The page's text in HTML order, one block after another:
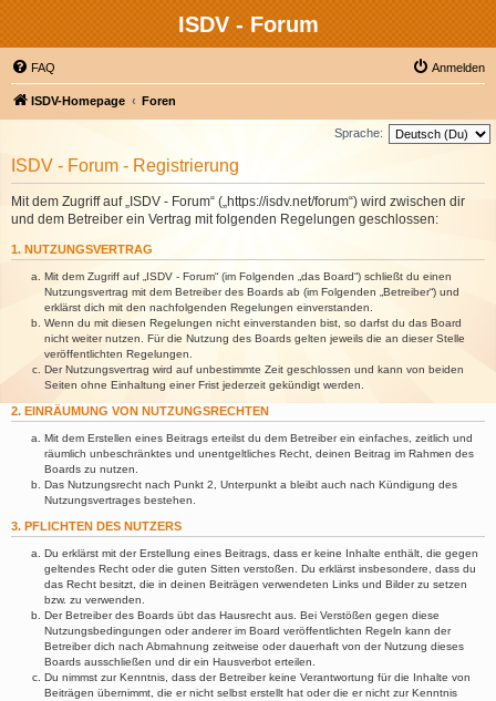
ISDV - Forum
FAQ Anmelden
ISDV-Homepage Foren
Sprache:
ISDV - Forum - Registrierung
Mit dem Zugriff auf „ISDV - Forum“ („https://isdv.net/forum“) wird zwischen dir
und dem Betreiber ein Vertrag mit folgenden Regelungen geschlossen:
1. NUTZUNGSVERTRAG
Mit dem Zugriff auf „ISDV - Forum“ (im Folgenden „das Board“) schließt du einen
Nutzungsvertrag mit dem Betreiber des Boards ab (im Folgenden „Betreiber“) und
erklärst dich mit den nachfolgenden Regelungen einverstanden.
Wenn du mit diesen Regelungen nicht einverstanden bist, so darfst du das Board
nicht weiter nutzen. Für die Nutzung des Boards gelten jeweils die an dieser Stelle
veröffentlichten Regelungen.
Der Nutzungsvertrag wird auf unbestimmte Zeit geschlossen und kann von beiden
Seiten ohne Einhaltung einer Frist jederzeit gekündigt werden.
2. EINRÄUMUNG VON NUTZUNGSRECHTEN
Mit dem Erstellen eines Beitrags erteilst du dem Betreiber ein einfaches, zeitlich und
räumlich unbeschränktes und unentgeltliches Recht, deinen Beitrag im Rahmen des
Boards zu nutzen.
Das Nutzungsrecht nach Punkt 2, Unterpunkt a bleibt auch nach Kündigung des
Nutzungsvertrages bestehen.
3. PFLICHTEN DES NUTZERS
Du erklärst mit der Erstellung eines Beitrags, dass er keine Inhalte enthält, die gegen
geltendes Recht oder die guten Sitten verstoßen. Du erklärst insbesondere, dass du
das Recht besitzt, die in deinen Beiträgen verwendeten Links und Bilder zu setzen
bzw. zu verwenden.
Der Betreiber des Boards übt das Hausrecht aus. Bei Verstößen gegen diese
Nutzungsbedingungen oder anderer im Board veröffentlichten Regeln kann der
Betreiber dich nach Abmahnung zeitweise oder dauerhaft von der Nutzung dieses
Boards ausschließen und dir ein Hausverbot erteilen.
Du nimmst zur Kenntnis, dass der Betreiber keine Verantwortung für die Inhalte von
Beiträgen übernimmt, die er nicht selbst erstellt hat oder die er nicht zur Kenntnis